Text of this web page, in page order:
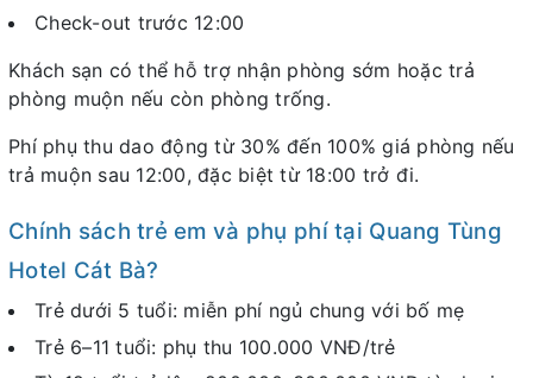
Check-out trước 12:00
Khách sạn có thể hỗ trợ nhận phòng sớm hoặc trả
phòng muộn nếu còn phòng trống.
Phí phụ thu dao động từ 30% đến 100% giá phòng nếu
trả muộn sau 12:00, đặc biệt từ 18:00 trở đi.
Chính sách trẻ em và phụ phí tại Quang Tùng
Hotel Cát Bà?
Trẻ dưới 5 tuổi: miễn phí ngủ chung với bố mẹ
Trẻ 6–11 tuổi: phụ thu 100.000 VNĐ/trẻ